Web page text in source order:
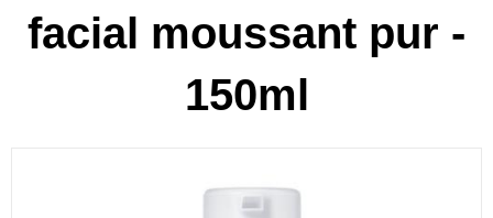
Contact
facial moussant pur -
150ml